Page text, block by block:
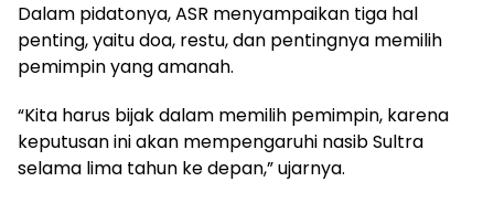
Dalam pidatonya, ASR menyampaikan tiga hal
penting, yaitu doa, restu, dan pentingnya memilih
pemimpin yang amanah.
“Kita harus bijak dalam memilih pemimpin, karena
keputusan ini akan mempengaruhi nasib Sultra
selama lima tahun ke depan,” ujarnya.